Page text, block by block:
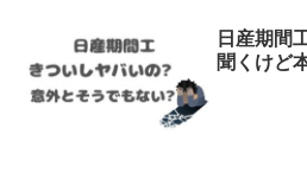
日産期間
聞くけど